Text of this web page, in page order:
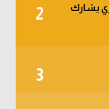
2
والثلاثي المصري يشارك
3